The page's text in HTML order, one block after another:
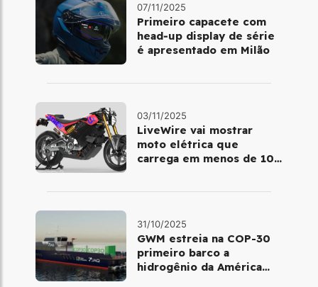
07/11/2025
Primeiro capacete com
head‑up display de série
é apresentado em Milão
03/11/2025
LiveWire vai mostrar
moto elétrica que
carrega em menos de 10
31/10/2025
GWM estreia na COP-30
primeiro barco a
hidrogênio da América